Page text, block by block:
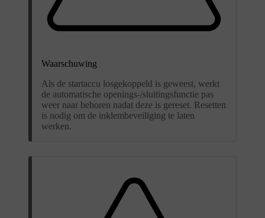
Waarschuwing
Als de startaccu losgekoppeld is geweest, werkt
de automatische openings-/sluitingsfunctie pas
weer naar behoren nadat deze is gereset. Resetten
is nodig om de inklembeveiliging te laten
werken.